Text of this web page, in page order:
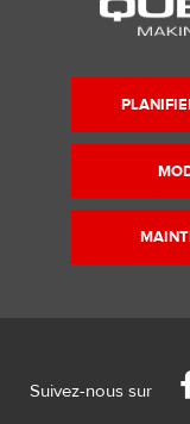
Suivez-nous sur